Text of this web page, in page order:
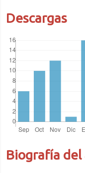
Descargas
Biografía